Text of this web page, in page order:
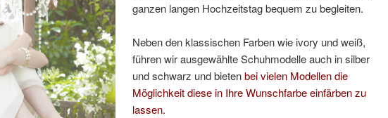
ganzen langen Hochzeitstag bequem zu begleiten.
Neben den klassischen Farben wie ivory und weiß,
führen wir ausgewählte Schuhmodelle auch in silber
und schwarz und bietenbei vielen Modellendie
Möglichkeit diese in Ihre Wunschfarbe einfärben zu
lassen.